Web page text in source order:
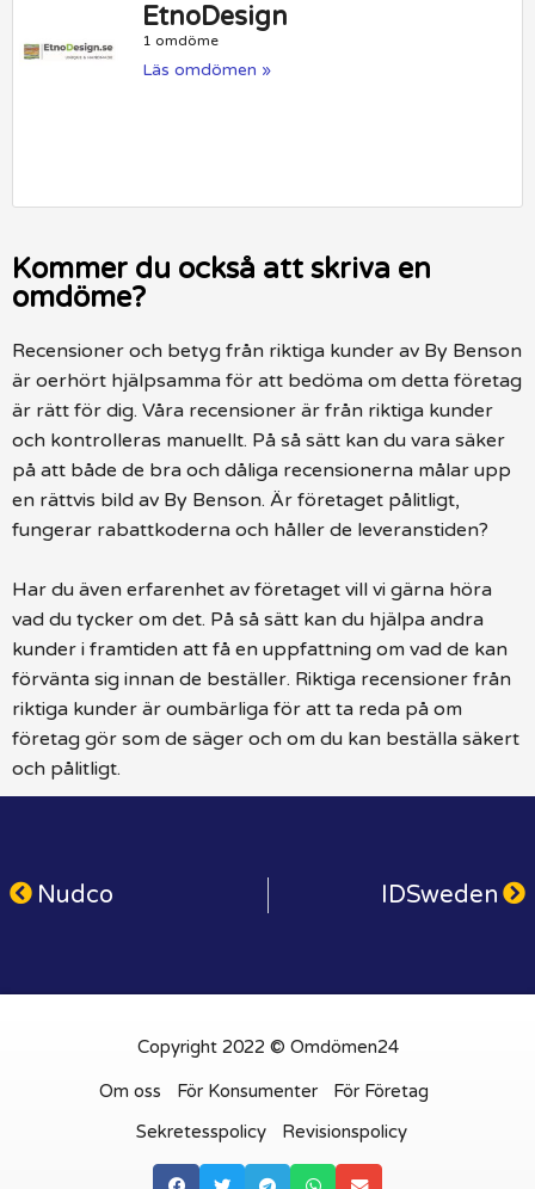
EtnoDesign
1 omdöme
Läs omdömen »
Kommer du också att skriva en
omdöme?
Recensioner och betyg från riktiga kunder av By Benson
är oerhört hjälpsamma för att bedöma om detta företag
är rätt för dig. Våra recensioner är från riktiga kunder
och kontrolleras manuellt. På så sätt kan du vara säker
på att både de bra och dåliga recensionerna målar upp
en rättvis bild av By Benson. Är företaget pålitligt,
fungerar rabattkoderna och håller de leveranstiden?
Har du även erfarenhet av företaget vill vi gärna höra
vad du tycker om det. På så sätt kan du hjälpa andra
kunder i framtiden att få en uppfattning om vad de kan
förvänta sig innan de beställer. Riktiga recensioner från
riktiga kunder är oumbärliga för att ta reda på om
företag gör som de säger och om du kan beställa säkert
och pålitligt.
Nudco IDSweden
Copyright 2022 © Omdömen24
Om oss För Konsumenter
För Företag
Sekretesspolicy
Revisionspolicy